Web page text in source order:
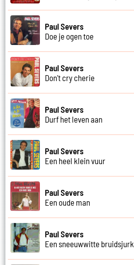
Paul Severs
Doe je ogen toe
Paul Severs
Don't cry cherie
Paul Severs
Durf het leven aan
Paul Severs
Een heel klein vuur
Paul Severs
Een oude man
Paul Severs
Een sneeuwwitte bruidsjurk